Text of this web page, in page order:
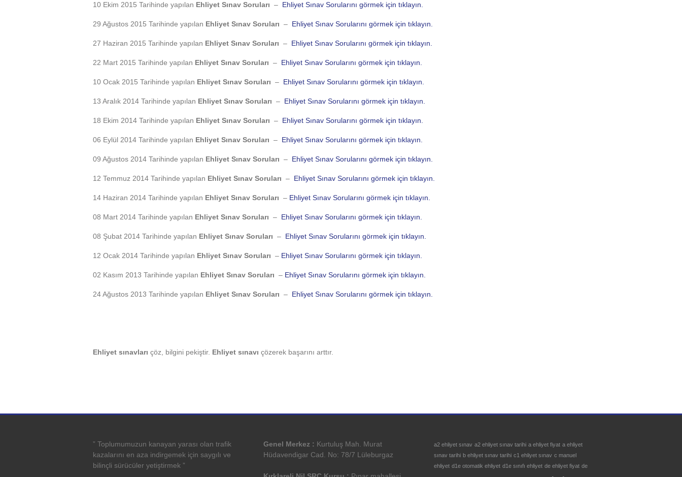
10 Ekim 2015 Tarihinde yapılan Ehliyet Sınav Soruları – Ehliyet Sınav Sorularını görmek için tıklayın.
29 Ağustos 2015 Tarihinde yapılan Ehliyet Sınav Soruları – Ehliyet Sınav Sorularını görmek için tıklayın.
27 Haziran 2015 Tarihinde yapılan Ehliyet Sınav Soruları – Ehliyet Sınav Sorularını görmek için tıklayın.
22 Mart 2015 Tarihinde yapılan Ehliyet Sınav Soruları – Ehliyet Sınav Sorularını görmek için tıklayın.
10 Ocak 2015 Tarihinde yapılan Ehliyet Sınav Soruları – Ehliyet Sınav Sorularını görmek için tıklayın.
13 Aralık 2014 Tarihinde yapılan Ehliyet Sınav Soruları – Ehliyet Sınav Sorularını görmek için tıklayın.
18 Ekim 2014 Tarihinde yapılan Ehliyet Sınav Soruları – Ehliyet Sınav Sorularını görmek için tıklayın.
06 Eylül 2014 Tarihinde yapılan Ehliyet Sınav Soruları – Ehliyet Sınav Sorularını görmek için tıklayın.
09 Ağustos 2014 Tarihinde yapılan Ehliyet Sınav Soruları – Ehliyet Sınav Sorularını görmek için tıklayın.
12 Temmuz 2014 Tarihinde yapılan Ehliyet Sınav Soruları – Ehliyet Sınav Sorularını görmek için tıklayın.
14 Haziran 2014 Tarihinde yapılan Ehliyet Sınav Soruları – Ehliyet Sınav Sorularını görmek için tıklayın.
08 Mart 2014 Tarihinde yapılan Ehliyet Sınav Soruları – Ehliyet Sınav Sorularını görmek için tıklayın.
08 Şubat 2014 Tarihinde yapılan Ehliyet Sınav Soruları – Ehliyet Sınav Sorularını görmek için tıklayın.
12 Ocak 2014 Tarihinde yapılan Ehliyet Sınav Soruları – Ehliyet Sınav Sorularını görmek için tıklayın.
02 Kasım 2013 Tarihinde yapılan Ehliyet Sınav Soruları – Ehliyet Sınav Sorularını görmek için tıklayın.
24 Ağustos 2013 Tarihinde yapılan Ehliyet Sınav Soruları – Ehliyet Sınav Sorularını görmek için tıklayın.
Ehliyet sınavları çöz, bilgini pekiştir. Ehliyet sınavı çözerek başarını arttır.
” Toplumumuzun kanayan yarası olan trafik
kazalarını en aza indirgemek için saygılı ve
bilinçli sürücüler yetiştirmek ”
Genel Merkez : Kurtuluş Mah. Murat
Hüdavendigar Cad. No: 78/7 Lüleburgaz
a2 ehliyet sınav a2 ehliyet sınav tarihi a ehliyet fiyat a ehliyet
sınav tarihi b ehliyet sınav tarihi c1 ehliyet sınav c manuel
ehliyet d1e otomatik ehliyet d1e sınıfı ehliyet de ehliyet fiyat de